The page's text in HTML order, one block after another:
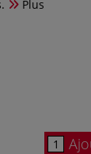
Plus